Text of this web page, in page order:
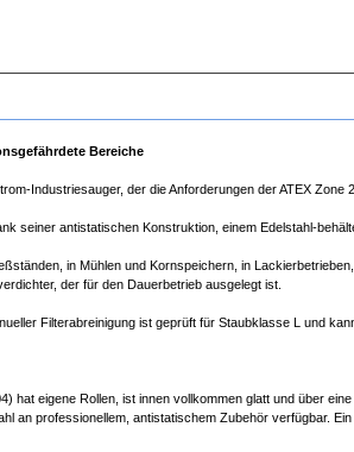
Bereiche
Industriesauger, der die Anforderungen der ATEX Zone
seiner antistatischen Konstruktion, einem Edelstahl-
in Mühlen und Kornspeichern, in
der für den Dauerbetrieb ausgelegt ist.
Filterabreinigung ist geprüft für Staubklasse L und
hat eigene Rollen, ist innen vollkommen glatt und über
an professionellem, antistatischem Zubehör verfügbar.